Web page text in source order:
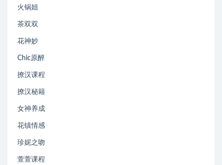
火锅姐
茶双双
花神妙
Chic原醉
撩汉课程
撩汉秘籍
女神养成
花镇情感
珍妮之吻
萱萱课程